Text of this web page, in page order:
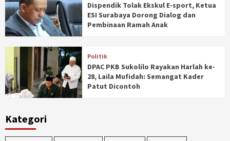
Dispendik Tolak Ekskul E-sport, Ketua
ESI Surabaya Dorong Dialog dan
Pembinaan Ramah Anak
Politik
DPAC PKB Sukolilo Rayakan Harlah ke-
28, Laila Mufidah: Semangat Kader
Patut Dicontoh
Kategori